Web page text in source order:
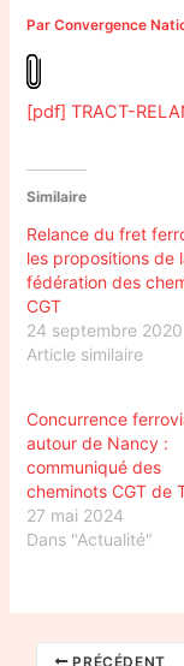
ParConvergence
[pdf] TRACT-
Similaire
Relance du fret
les propositions de
fédération des
CGT
24 septembre 2020
Article similaire
Concurrence
autour de Nancy :
communiqué des
cheminots CGT de
27 mai 2024
Dans "Actualité"
PRÉCÉDENT